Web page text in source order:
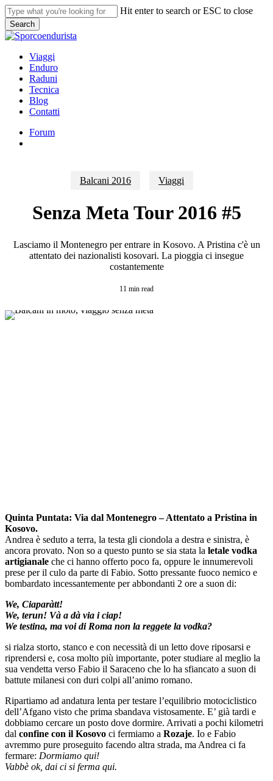
Skip
to
main
content
Hit enter to search or ESC to close
Search
Close
search
Menu
Viaggi
Enduro
Raduni
Tecnica
Blog
Contatti
Forum
Balcani 2016 Viaggi
Senza Meta Tour 2016 #5
Lasciamo il Montenegro per entrare in Kosovo. A Pristina c'è un
attentato dei nazionalisti kosovari. La pioggia ci insegue
costantemente
11 min read
Quinta Puntata: Via dal Montenegro – Attentato a Pristina in
Kosovo.
Andrea è seduto a terra, la testa gli ciondola a destra e sinistra, è
ancora provato. Non so a questo punto se sia stata la letale vodka
artigianale che ci hanno offerto poco fa, oppure le innumerevoli
prese per il culo da parte di Fabio. Sotto pressante fuoco nemico e
bombardato incessantemente per abbondanti 2 ore a suon di:
We, Ciaparàtt!
We, terun! Và a dà via i ciap!
We testina, ma voi di Roma non la reggete la vodka?
si rialza storto, stanco e con necessità di un letto dove riposarsi e
riprendersi e, cosa molto più importante, poter studiare al meglio la
sua vendetta verso Fabio il Saraceno che lo ha sfiancato a suon di
battute milanesi con duri colpi all’animo romano.
Ripartiamo ad andatura lenta per testare l’equilibrio motociclistico
dell’Afgano visto che prima sbandava vistosamente. E’ già tardi e
dobbiamo cercare un posto dove dormire. Arrivati a pochi kilometri
dal confine con il Kosovo ci fermiamo a Rozaje. Io e Fabio
avremmo pure proseguito facendo altra strada, ma Andrea ci fa
fermare: Dormiamo qui!
Vabbè ok, dai ci si ferma qui.